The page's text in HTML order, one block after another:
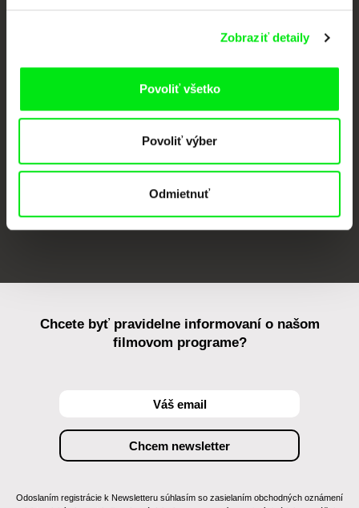
Zobraziť detaily
Povoliť všetko
Povoliť výber
Odmietnuť
CPH:DOX
Against Gravity
Chcete byť pravidelne informovaní o našom
filmovom programe?
Odoslaním registrácie k Newsletteru súhlasím so zasielaním obchodných oznámení